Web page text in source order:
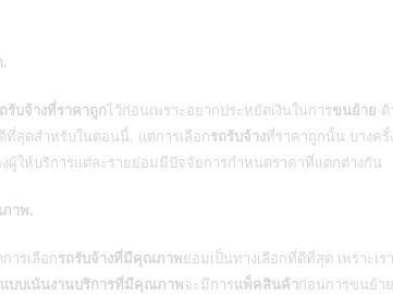
.
รับจ้างที่ราคาถูกไว้ก่อนเพราะอยากประหยัดเงินในการขนย้าย ด้
ที่สุดสำหรับในตอนนี้, แต่การเลือกรถรับจ้างที่ราคาถูกนั้น บางครั้
งผู้ให้บริการแต่ละรายย่อมมีปัจจัยการกำหนดราคาที่แตกต่างกัน
ภาพ.
ารเลือกรถรับจ้างที่มีคุณภาพย่อมเป็นทางเลือกที่ดีที่สุด เพราะเร
แบบเน้นงานบริการที่มีคุณภาพจะมีการแพ็คสินค้าก่อนการขนย้าย